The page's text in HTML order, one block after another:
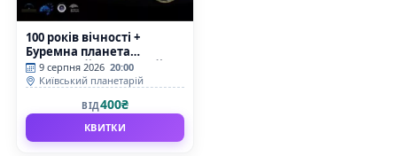
100 років вічності +
Буремна планета
(Київський планетарій)
9 серпня 2026 20:00
Київський планетарій
ВІД400₴
КВИТКИ